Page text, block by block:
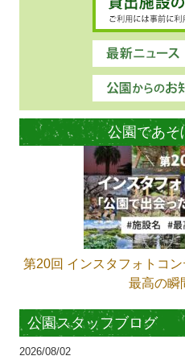
公園であそ
第20回 インスタフォトコン
最高の瞬
公園スタッフブログ
2026/08/02